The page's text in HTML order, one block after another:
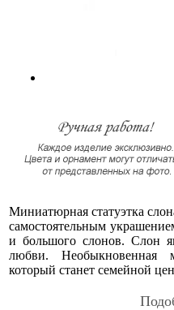
Миниатюрная статуэтка
самостоятельным
и большого слонов. Слон
любви. Необыкновенная
который станет семейной